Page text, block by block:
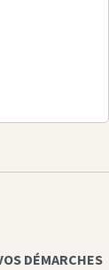
DÉMARCHES